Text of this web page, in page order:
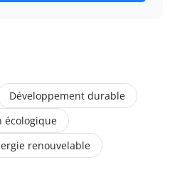
Développement durable
écologique
renouvelable